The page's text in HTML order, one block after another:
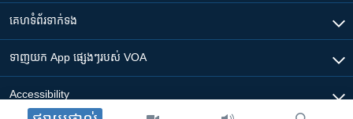
គេហទំព័រ​​ទាក់ទង
ទាញយក​ App ផ្សេងៗ​របស់​ VOA
Accessibility